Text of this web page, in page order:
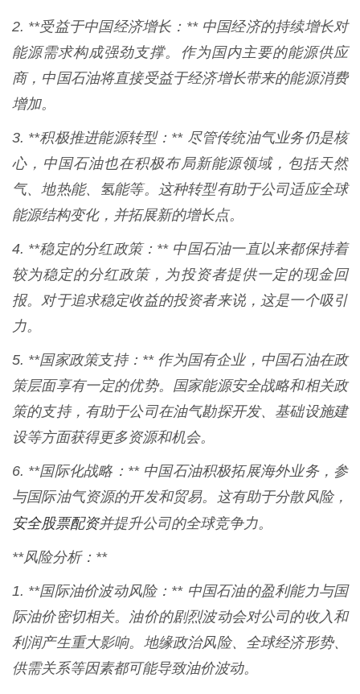
2. **受益于中国经济增长：** 中国经济的持续增长对
能源需求构成强劲支撑。作为国内主要的能源供应
商，中国石油将直接受益于经济增长带来的能源消费
增加。
3. **积极推进能源转型：** 尽管传统油气业务仍是核
心，中国石油也在积极布局新能源领域，包括天然
气、地热能、氢能等。这种转型有助于公司适应全球
能源结构变化，并拓展新的增长点。
4. **稳定的分红政策：** 中国石油一直以来都保持着
较为稳定的分红政策，为投资者提供一定的现金回
报。对于追求稳定收益的投资者来说，这是一个吸引
力。
5. **国家政策支持：** 作为国有企业，中国石油在政
策层面享有一定的优势。国家能源安全战略和相关政
策的支持，有助于公司在油气勘探开发、基础设施建
设等方面获得更多资源和机会。
6. **国际化战略：** 中国石油积极拓展海外业务，参
与国际油气资源的开发和贸易。这有助于分散风险，
安全股票配资并提升公司的全球竞争力。
**风险分析：**
1. **国际油价波动风险：** 中国石油的盈利能力与国
际油价密切相关。油价的剧烈波动会对公司的收入和
利润产生重大影响。地缘政治风险、全球经济形势、
供需关系等因素都可能导致油价波动。